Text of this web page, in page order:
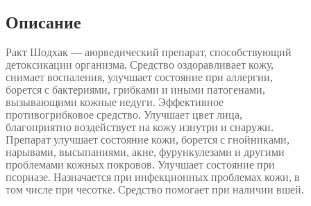
Ganga)
—
кожи,
очищения
крови,
печени.
200
таб
(500
мг).
Описание
Ракт Шодхак — аюрведический препарат, способствующий
детоксикации организма. Средство оздоравливает кожу,
снимает воспаления, улучшает состояние при аллергии,
борется с бактериями, грибками и иными патогенами,
вызывающими кожные недуги. Эффективное
противогрибковое средство. Улучшает цвет лица,
благоприятно воздействует на кожу изнутри и снаружи.
Препарат улучшает состояние кожи, борется с гнойниками,
нарывами, высыпаниями, акне, фурункулезами и другими
проблемами кожных покровов. Улучшает состояние при
псориазе. Назначается при инфекционных проблемах кожи, в
том числе при чесотке. Средство помогает при наличии вшей.